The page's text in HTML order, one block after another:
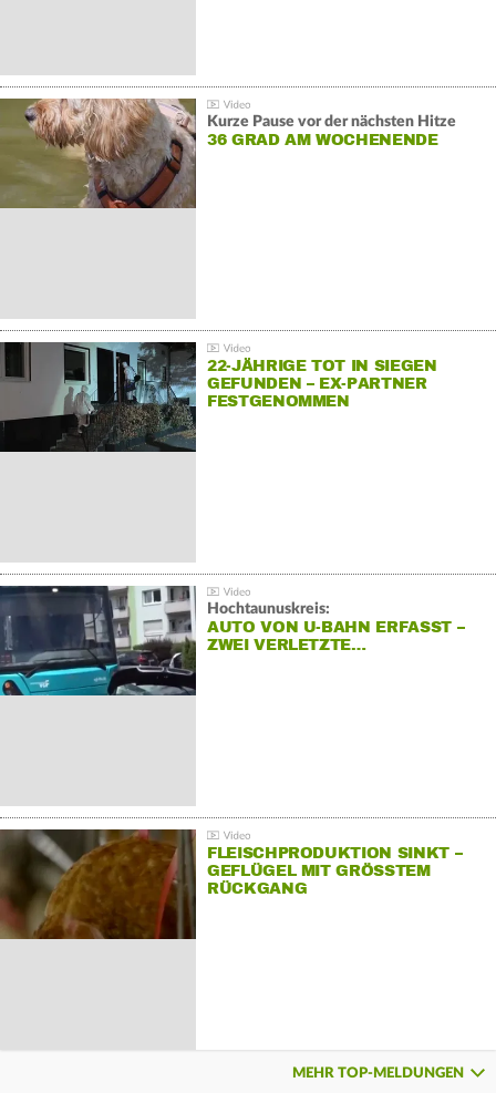
Kurze Pause vor der nächsten Hitze
36 GRAD AM WOCHENENDE
22-JÄHRIGE TOT IN SIEGEN
GEFUNDEN – EX-PARTNER
FESTGENOMMEN
Hochtaunuskreis:
AUTO VON U-BAHN ERFASST –
ZWEI VERLETZTE…
FLEISCHPRODUKTION SINKT –
GEFLÜGEL MIT GRÖSSTEM R
ÜCKGANG
MEHR TOP-MELDUNGEN